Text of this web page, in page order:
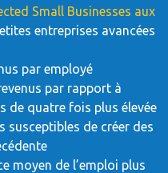
Small Businesses aux
entreprises avancées
par employé
par rapport à
de quatre fois plus élevée
susceptibles de créer des
moyen de l’emploi plus